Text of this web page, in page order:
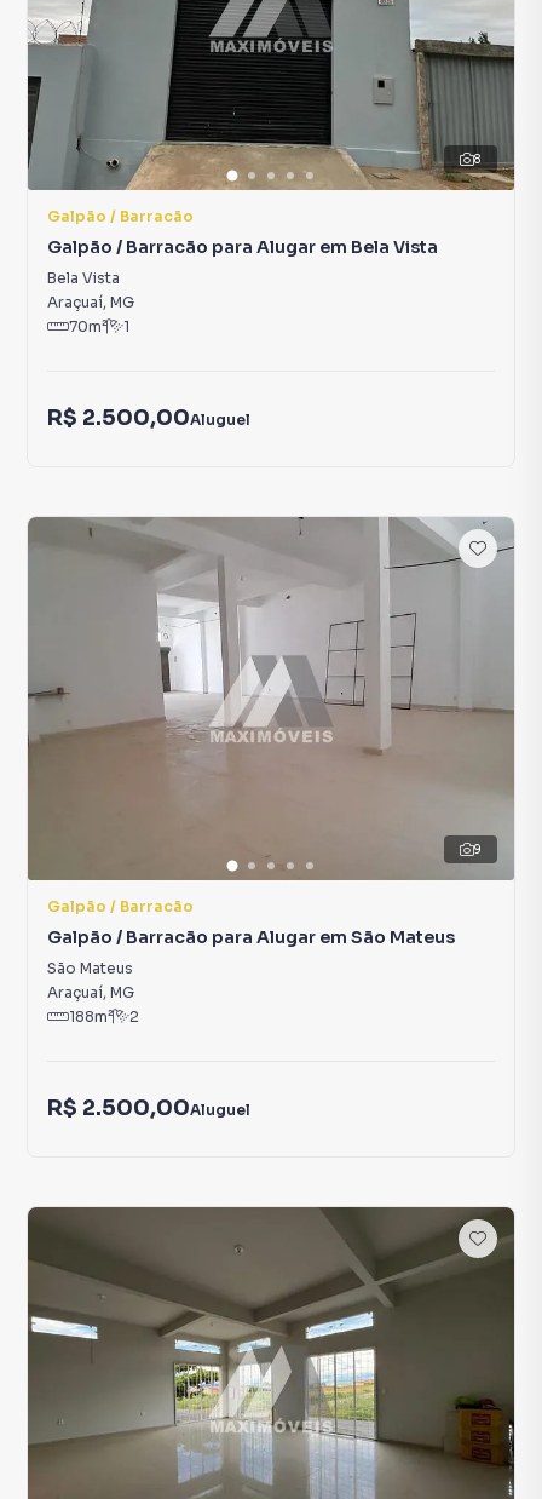
8
Galpão / Barracão
Galpão / Barracão para Alugar em Bela Vista
Bela Vista
Araçuaí, MG
70m² 1
R$ 2.500,00Aluguel
9
Galpão / Barracão
Galpão / Barracão para Alugar em São Mateus
São Mateus
Araçuaí, MG
188m² 2
R$ 2.500,00Aluguel